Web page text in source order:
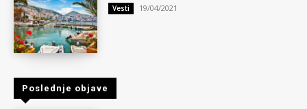
Vesti 19/04/2021
Poslednje objave